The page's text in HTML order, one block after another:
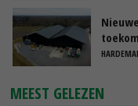
MEEST GELEZEN